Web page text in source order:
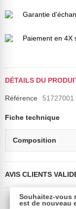
Garantie
Paiement en 4X
DÉTAILS DU
Référence 51727001
Fiche technique
Composition
AVIS CLIENTS
Souhaitez-vous
est de nouveau